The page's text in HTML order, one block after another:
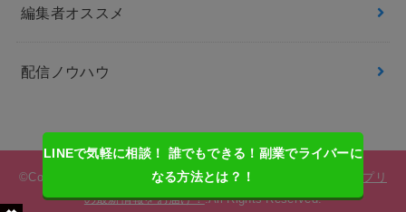
編集者オススメ
配信ノウハウ
©Copyright2026
ライバーサーチ | 人気ライバー・ライブ配信アプリ
の最新情報をお届け！.All Rights Reserved.
LINEで気軽に相談！ 誰でもできる！副業でライバーに
なる方法とは？！